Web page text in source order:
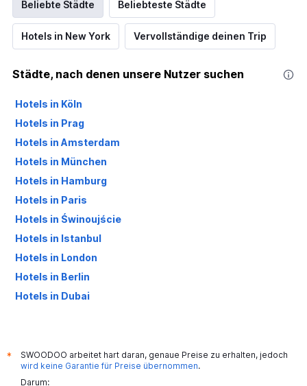
Beliebte Städte Beliebteste Städte
Hotels in New York Vervollständige deinen Trip
Städte, nach denen unsere Nutzer suchen
Hotels in Köln
Hotels in Prag
Hotels in Amsterdam
Hotels in München
Hotels in Hamburg
Hotels in Paris
Hotels in Świnoujście
Hotels in Istanbul
Hotels in London
Hotels in Berlin
Hotels in Dubai
*
SWOODOO arbeitet hart daran, genaue Preise zu erhalten, jedoch
wird keine Garantie für Preise übernommen.
Darum: